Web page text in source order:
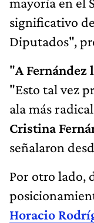
significativo
Diputados",
"A Fernández
"Esto tal vez
ala más
Cristina
señalaron
Por otro lado,
Horacio